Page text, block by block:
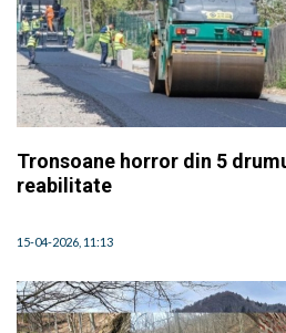
Tronsoane horror din 5
reabilitate
15-04-2026, 11:13